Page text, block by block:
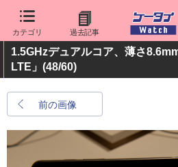
カテゴリ 過去記事
1.5GHzデュアルコア、薄さ
LTE」 (48/60)
前の画像